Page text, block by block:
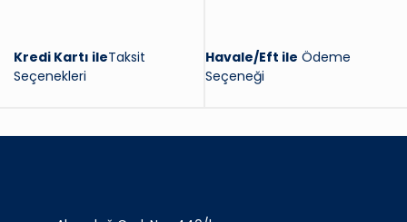
Kredi Kartı ileTaksit
Seçenekleri
Havale/Eft ile Ödeme
Seçeneği